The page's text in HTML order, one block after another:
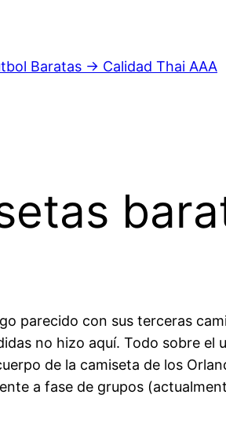
Baratas → Calidad Thai AAA
parecido con sus terceras
no hizo aquí. Todo sobre el
de la camiseta de los
a fase de grupos